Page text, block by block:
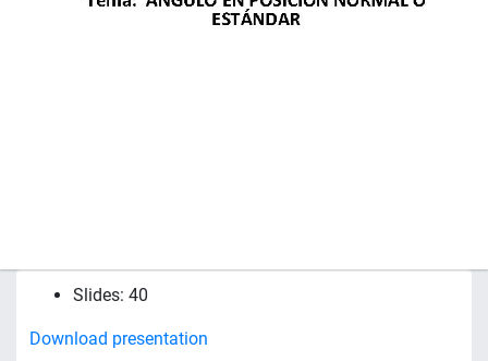
Slides: 40
Download presentation